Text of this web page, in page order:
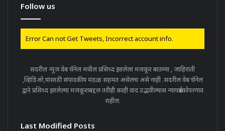
Follow us
Error Can not Get Tweets, Incorrect account info.
सदरील न्युज वेब चॅनेल मधील प्रसिध्द झालेला मजकूर बातम्या , जाहिराती
,व्हिडिओ,यांसाठी संपादकीय मंडळ सहमत असेलच असे नाही .सदरील वेब चॅनेल
द्वारे प्रसिध्द झालेल्या मजकूराबद्दल तरीही काही वाद उद्भवील्यास न्यायक्षेत्रकोपरगाव
राहील.
Last Modified Posts